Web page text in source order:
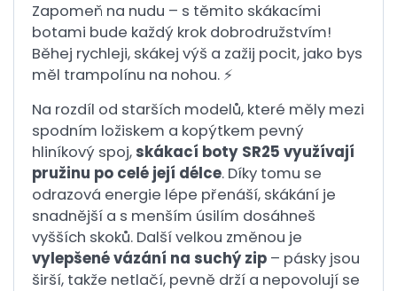
Zapomeň na nudu – s těmito skákacími
botami bude každý krok dobrodružstvím!
Běhej rychleji, skákej výš a zažij pocit, jako bys
měl trampolínu na nohou. ⚡
Na rozdíl od starších modelů, které měly mezi
spodním ložiskem a kopýtkem pevný
hliníkový spoj,skákací boty SR25 využívají
pružinu po celé její délce. Díky tomu se
odrazová energie lépe přenáší, skákání je
snadnější a s menším úsilím dosáhneš
vyšších skoků. Další velkou změnou je
vylepšené vázání na suchý zip – pásky jsou
širší, takže netlačí, pevně drží a nepovolují se